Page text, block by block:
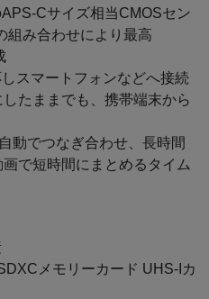
Cサイズ相当CMOSセン
組み合わせにより最高
スマートフォンなどへ接続
たままでも、携帯端末から
動でつなぎ合わせ、長時間
で短時間にまとめるタイム
メモリーカード UHS-Iカ